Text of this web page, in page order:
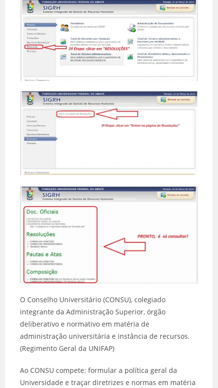
O Conselho Universitário (CONSU), colegiado
integrante da Administração Superior, órgão
deliberativo e normativo em matéria de
administração universitária e instância de recursos.
(Regimento Geral da UNIFAP)
Ao CONSU compete: formular a política geral da
Universidade e traçar diretrizes e normas em matéria